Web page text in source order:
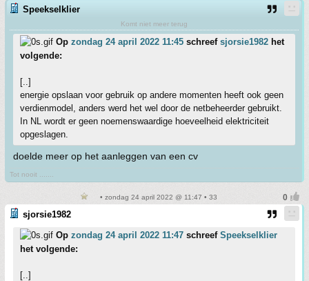
Speekselklier
Komt niet meer terug
Op zondag 24 april 2022 11:45 schreef sjorsie1982 het
volgende:
[..]
energie opslaan voor gebruik op andere momenten heeft ook geen
verdienmodel, anders werd het wel door de netbeheerder gebruikt.
In NL wordt er geen noemenswaardige hoeveelheid elektriciteit
opgeslagen.
doelde meer op het aanleggen van een cv
Tot nooit .......
• zondag 24 april 2022 @ 11:47 • 33
sjorsie1982
Op zondag 24 april 2022 11:47 schreef Speekselklier
het volgende:
[..]